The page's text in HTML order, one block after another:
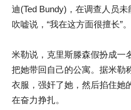
迪(Ted Bundy)，在调查人员
吹嘘说，“我在这方面很擅长”。
米勒说，克里斯滕森假扮成一
把她带回自己的公寓。据米勒
衣服，强奸了她，然后掐住她
在奋力挣扎。